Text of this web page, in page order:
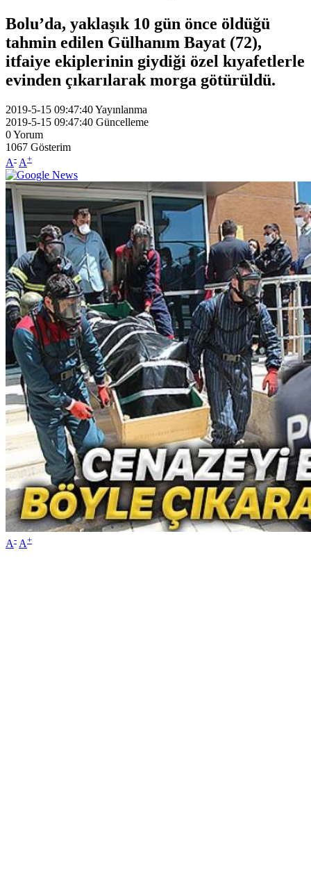
Bolu’da, yaklaşık 10 gün önce öldüğü
tahmin edilen Gülhanım Bayat (72),
itfaiye ekiplerinin giydiği özel kıyafetlerle
evinden çıkarılarak morga götürüldü.
2019-5-15 09:47:40Yayınlanma
2019-5-15 09:47:40 Güncelleme
0Yorum
1067 Gösterim
A- A+
A- A+